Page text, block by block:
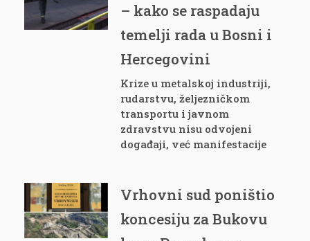
– kako se raspadaju
temelji rada u Bosni i
Hercegovini
Krize u metalskoj industriji,
rudarstvu, željezničkom
transportu i javnom
zdravstvu nisu odvojeni
događaji, već manifestacije
Vrhovni sud poništio
koncesiju za Bukovu